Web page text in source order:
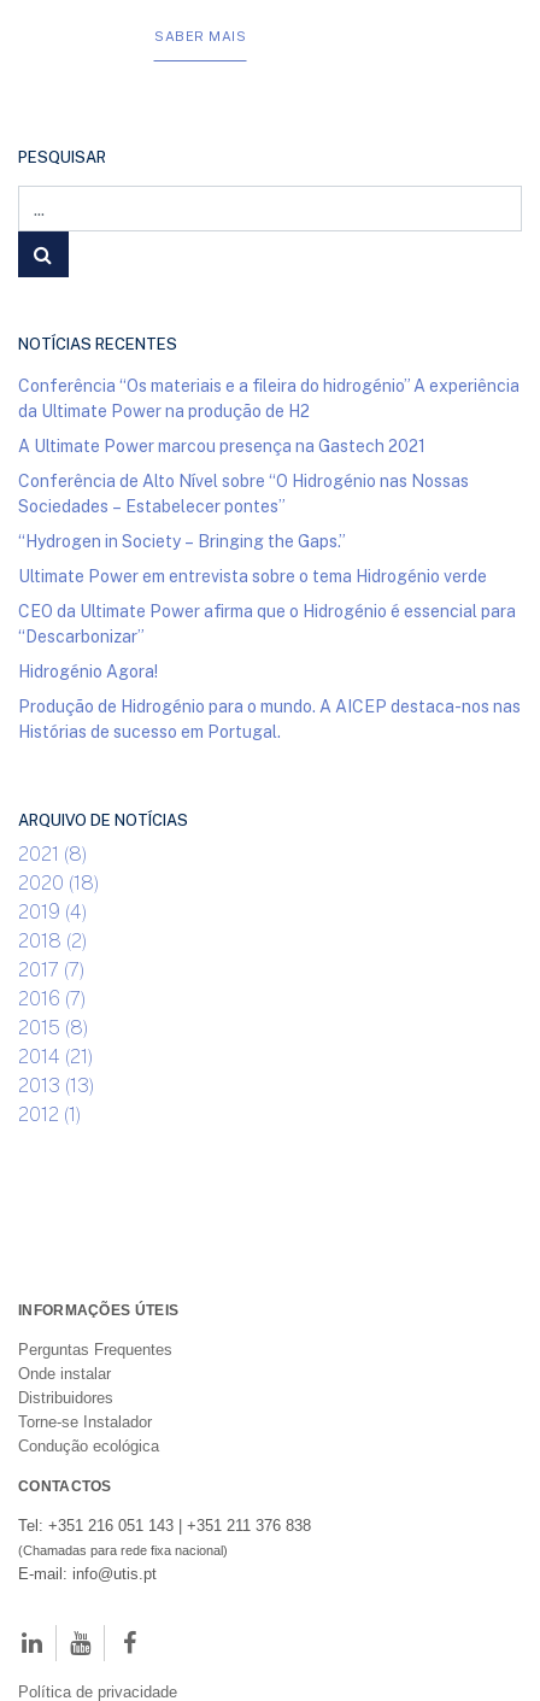
SABER MAIS
PESQUISAR
NOTÍCIAS RECENTES
Conferência “Os materiais e a fileira do hidrogénio” A experiência
da Ultimate Power na produção de H2
A Ultimate Power marcou presença na Gastech 2021
Conferência de Alto Nível sobre “O Hidrogénio nas Nossas
Sociedades – Estabelecer pontes”
“Hydrogen in Society – Bringing the Gaps.”
Ultimate Power em entrevista sobre o tema Hidrogénio verde
CEO da Ultimate Power afirma que o Hidrogénio é essencial para
“Descarbonizar”
Hidrogénio Agora!
Produção de Hidrogénio para o mundo. A AICEP destaca-nos nas
Histórias de sucesso em Portugal.
ARQUIVO DE NOTÍCIAS
2021 (8)
2020 (18)
2019 (4)
2018 (2)
2017 (7)
2016 (7)
2015 (8)
2014 (21)
2013 (13)
2012 (1)
INFORMAÇÕES ÚTEIS
Perguntas Frequentes
Onde instalar
Distribuidores
Torne-se Instalador
Condução ecológica
CONTACTOS
Tel: +351 216 051 143 | +351 211 376 838
(Chamadas para rede fixa nacional)
E-mail: info@utis.pt
Política de privacidade